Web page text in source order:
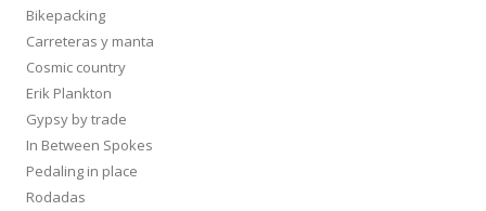
Bikepacking
Carreteras y manta
Cosmic country
Erik Plankton
Gypsy by trade
In Between Spokes
Pedaling in place
Rodadas